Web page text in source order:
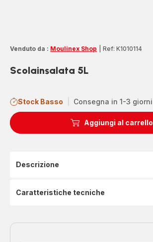
Venduto da : Moulinex Shop Ref: K1010114
Scolainsalata 5L
Stock Basso Consegna in 1-3 giorni
Aggiungi al carrello
Descrizione
Caratteristiche tecniche